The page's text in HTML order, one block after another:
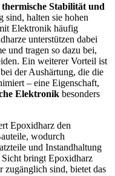
thermische Stabilität und
sind, halten sie hohen
Elektronik häufig
unterstützen dabei
und tragen so dazu bei,
Ein weiterer Vorteil ist
der Aushärtung, die die
– eine Eigenschaft,
Elektronik besonders
Epoxidharz den
wodurch
und Instandhaltung
Sicht bringt Epoxidharz
zugänglich sind, bietet das